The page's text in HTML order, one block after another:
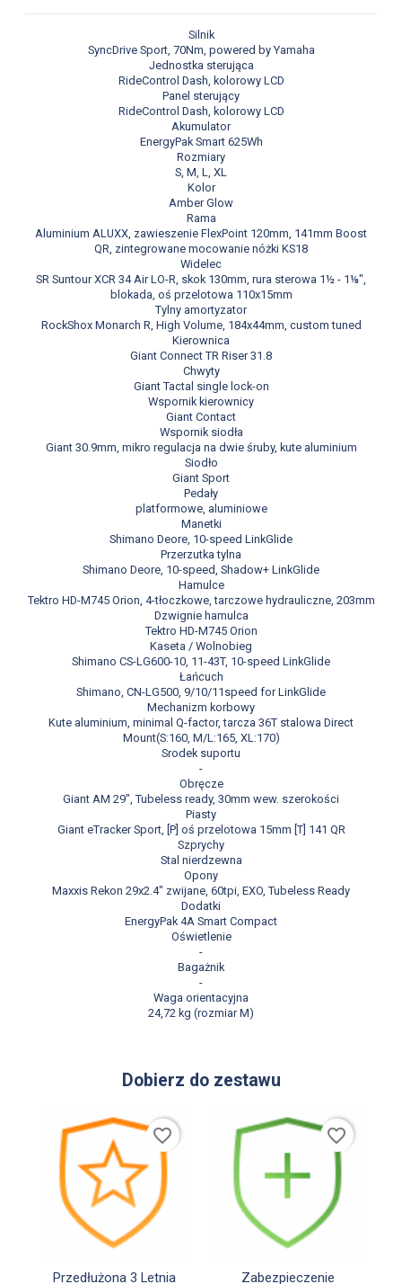
Silnik
SyncDrive Sport, 70Nm, powered by Yamaha
Jednostka sterująca
RideControl Dash, kolorowy LCD
Panel sterujący
RideControl Dash, kolorowy LCD
Akumulator
EnergyPak Smart 625Wh
Rozmiary
S, M, L, XL
Kolor
Amber Glow
Rama
Aluminium ALUXX, zawieszenie FlexPoint 120mm, 141mm Boost
QR, zintegrowane mocowanie nóżki KS18
Widelec
SR Suntour XCR 34 Air LO-R, skok 130mm, rura sterowa 1½ - 1⅛",
blokada, oś przelotowa 110x15mm
Tylny amortyzator
RockShox Monarch R, High Volume, 184x44mm, custom tuned
Kierownica
Giant Connect TR Riser 31.8
Chwyty
Giant Tactal single lock-on
Wspornik kierownicy
Giant Contact
Wspornik siodła
Giant 30.9mm, mikro regulacja na dwie śruby, kute aluminium
Siodło
Giant Sport
Pedały
platformowe, aluminiowe
Manetki
Shimano Deore, 10-speed LinkGlide
Przerzutka tylna
Shimano Deore, 10-speed, Shadow+ LinkGlide
Hamulce
Tektro HD-M745 Orion, 4-tłoczkowe, tarczowe hydrauliczne, 203mm
Dzwignie hamulca
Tektro HD-M745 Orion
Kaseta / Wolnobieg
Shimano CS-LG600-10, 11-43T, 10-speed LinkGlide
Łańcuch
Shimano, CN-LG500, 9/10/11speed for LinkGlide
Mechanizm korbowy
Kute aluminium, minimal Q-factor, tarcza 36T stalowa Direct
Mount(S:160, M/L:165, XL:170)
Srodek suportu
-
Obręcze
Giant AM 29", Tubeless ready, 30mm wew. szerokości
Piasty
Giant eTracker Sport, [P] oś przelotowa 15mm [T] 141 QR
Szprychy
Stal nierdzewna
Opony
Maxxis Rekon 29x2.4" zwijane, 60tpi, EXO, Tubeless Ready
Dodatki
EnergyPak 4A Smart Compact
Oświetlenie
-
Bagażnik
-
Waga orientacyjna
24,72 kg (rozmiar M)
Dobierz do zestawu
Szybki podgląd
Przedłużona 3 Letnia
favorite_border
Szybki podgląd
Zabezpieczenie
favorite_border